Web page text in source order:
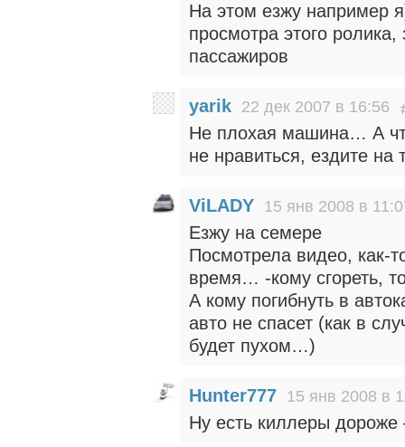
На этом езжу например
просмотра этого
пассажиров
yarik 22 дек 2007 в 16:56
Не плохая машина… А
не нравиться, ездите на
ViLADY 15 янв 2008 в
Езжу на семере
Посмотрела видео, как-
время… -кому сгореть,
А кому погибнуть в
авто не спасет (как в
будет пухом…)
Hunter777 15 янв 2008 в
Ну есть киллеры